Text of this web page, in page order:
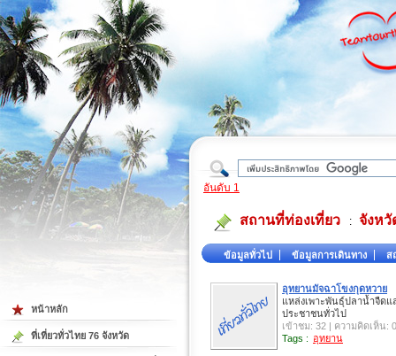
ต้
อันดับ 1
สถานที่ท่องเที่ยว : จังห
ข้อมูลทั่วไป ข้อมูลการเดินทาง ส
อุทยานมัจฉาโขงกุดหวาย
แหล่งเพาะพันธุ์ปลาน้ำจื
ประชาชนทั่วไป
เข้าชม: 32 | ความคิดเห็น: 0
Tags : อุทยาน
หน้าหลัก
ที่เที่ยวทั่วไทย 76 จังหวัด